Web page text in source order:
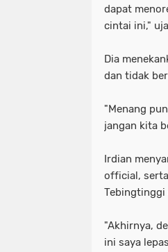
dapat
cintai ini,"
Dia
dan tidak
"Menang
jangan kita
Irdian
official,
Tebingtinggi
"Akhirnya,
ini saya